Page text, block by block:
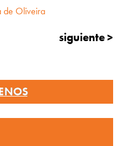
de Oliveira
siguiente >